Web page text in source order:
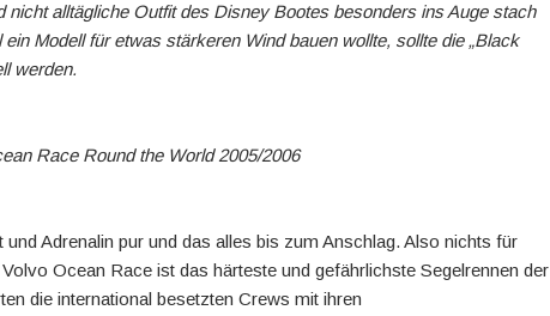
nicht alltägliche Outfit des Disney Bootes besonders ins Auge stach
Modell für etwas stärkeren Wind bauen wollte, sollte die „Black
werden.
Race Round the World 2005/2006
und Adrenalin pur und das alles bis zum Anschlag. Also nichts für
Ocean Race ist das härteste und gefährlichste Segelrennen der
die international besetzten Crews mit ihren